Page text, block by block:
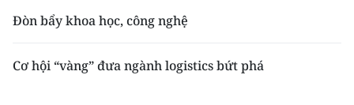
Đòn bẩy khoa học, công nghệ
Cơ hội “vàng” đưa ngành logistics bứt phá